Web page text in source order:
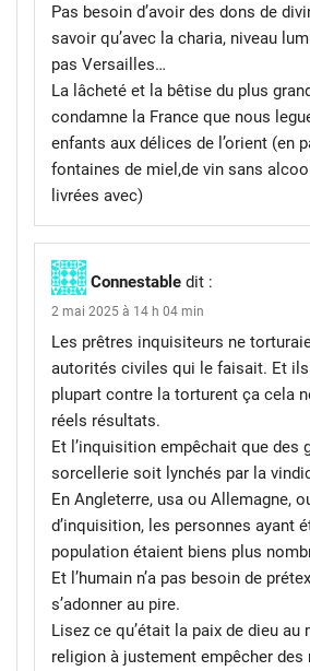
Pas besoin d’avoir des dons de
savoir qu’avec la charia, niveau
pas Versailles…
La lâcheté et la bêtise du plus
condamne la France que nous
enfants aux délices de l’orient (en
fontaines de miel,de vin sans
livrées avec)
Connestable dit :
2 mai 2025 à 14 h 04 min
Les prêtres inquisiteurs ne
autorités civiles qui le faisait. Et
plupart contre la torturent ça cela
réels résultats.
Et l’inquisition empêchait que des
sorcellerie soit lynchés par la
En Angleterre, usa ou Allemagne,
d’inquisition, les personnes ayant
population étaient biens plus
Et l’humain n’a pas besoin de
s’adonner au pire.
Lisez ce qu’était la paix de dieu au
religion à justement empêcher des